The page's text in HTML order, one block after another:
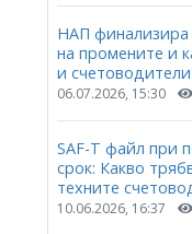
НАП финализира
на промените и
и
06.07.2026, 15:30
SAF-T файл при
срок: Какво
техните
10.06.2026, 16:37